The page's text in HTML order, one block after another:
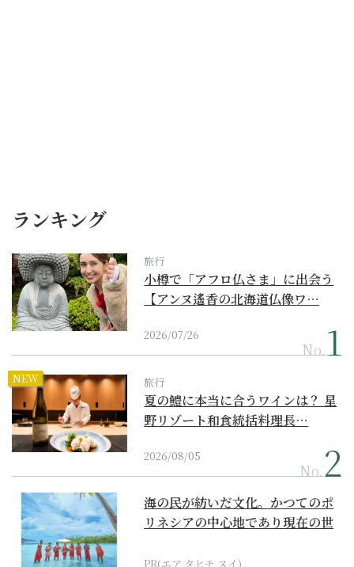
ランキング
旅行
小樽で「アフロ仏さま」に出会う
【アンヌ遙香の北海道仏像ワ…
2026/07/26
No.
NEW 旅行
夏の鱧に本当に合うワインは？ 星
野リゾート和食統括料理長…
2026/08/05
No.
海の民が紡いだ文化。かつてのポ
リネシアの中心地であり現在の世
PR(エア タヒチ ヌイ)